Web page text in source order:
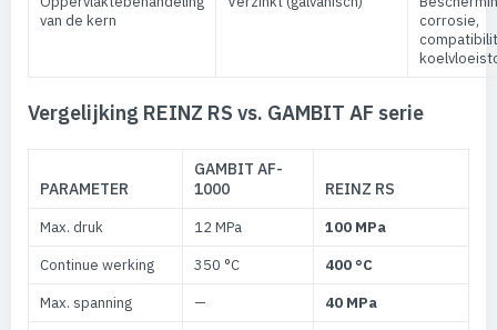
van de kern
corrosie,
Vergelijking REINZ RS vs. GAMBIT AF serie
PARAMETER
GAMBIT AF-
1000
REINZ RS
Max. druk 12 MPa
100 MPa
Continue werking
350 °C
400 °C
Max. spanning
—
40 MPa